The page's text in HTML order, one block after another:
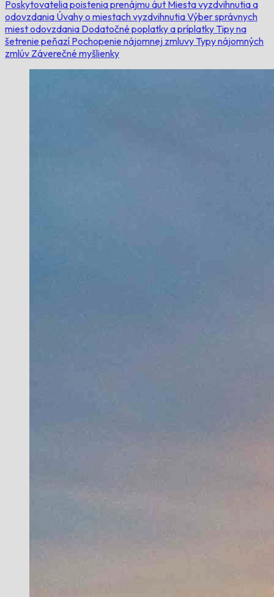
Poskytovatelia poistenia prenájmu áut Miesta vyzdvihnutia a
odovzdania Úvahy o miestach vyzdvihnutiaVýber správnych
miest odovzdania Dodatočné poplatky a príplatky Tipy na
šetrenie peňazí Pochopenie nájomnej zmluvy Typy nájomných
zmlúv Záverečné myšlienky